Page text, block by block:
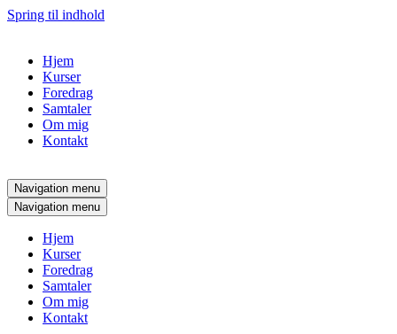
Spring til indhold
Hjem
Kurser
Foredrag
Samtaler
Om mig
Kontakt
Navigation menu
Navigation menu
Hjem
Kurser
Foredrag
Samtaler
Om mig
Kontakt